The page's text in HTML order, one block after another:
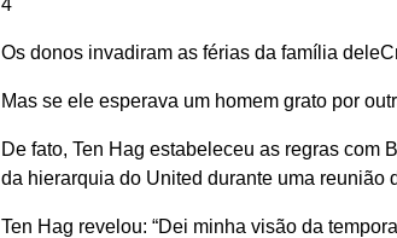
4
Os donos invadiram as férias da família dele
Mas se ele esperava um homem grato por
De fato, Ten Hag estabeleceu as regras com
da hierarquia do United durante uma reunião
Ten Hag revelou: “Dei minha visão da